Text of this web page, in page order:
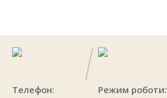
Телефон:
Режим роботи: